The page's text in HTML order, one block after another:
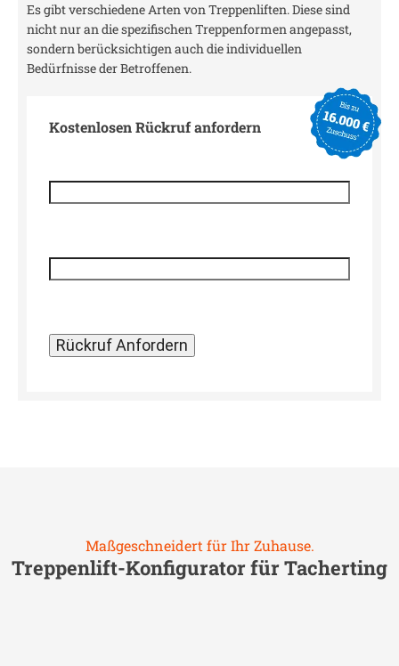
Es gibt verschiedene Arten von Treppenliften. Diese sind
nicht nur an die spezifischen Treppenformen angepasst,
sondern berücksichtigen auch die individuellen
Bedürfnisse der Betroffenen.
Kostenlosen Rückruf anfordern
Maßgeschneidert für Ihr Zuhause.
Treppenlift-Konfigurator fürTacherting